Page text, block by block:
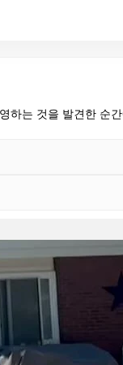
하는 것을 발견한 순